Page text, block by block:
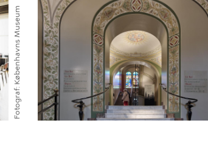
Fotograf
Københavns Museum